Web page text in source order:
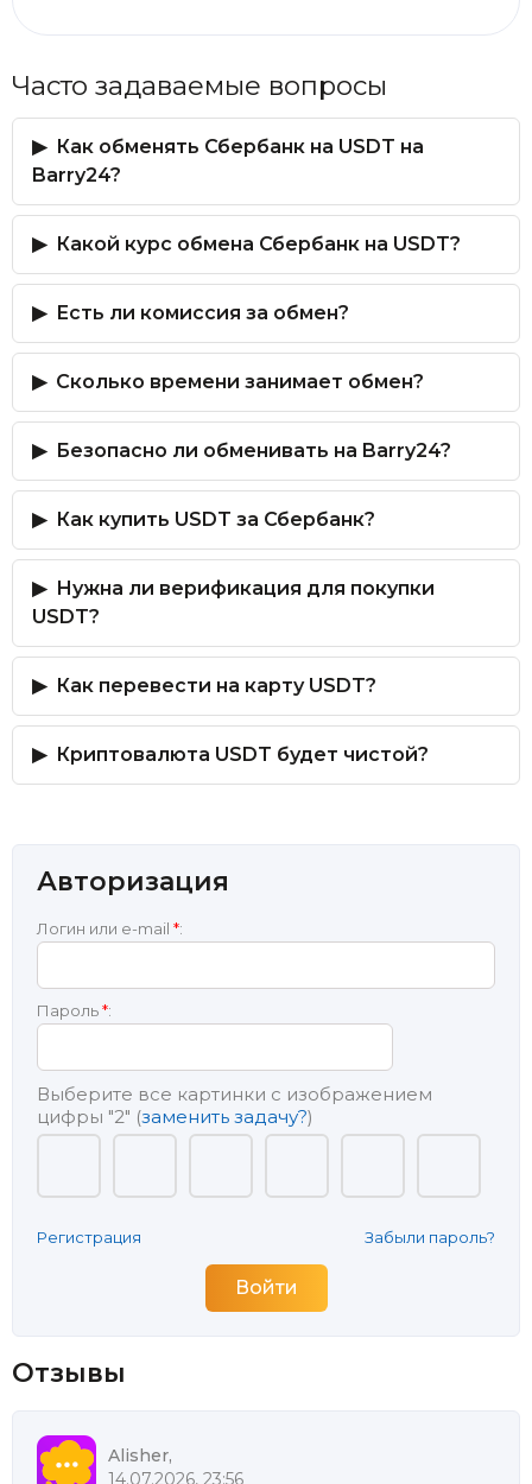
Часто задаваемые вопросы
Как обменять Сбербанк на USDT на
Barry24?
Какой курс обмена Сбербанк на USDT?
Есть ли комиссия за обмен?
Сколько времени занимает обмен?
Безопасно ли обменивать на Barry24?
Как купить USDT за Сбербанк?
Нужна ли верификация для покупки
USDT?
Как перевести на карту USDT?
Криптовалюта USDT будет чистой?
Авторизация
Логин или e-mail *:
Пароль*:
Выберите все картинки с изображением
цифры "2" (заменить задачу?)
Регистрация Забыли пароль?
Отзывы
Alisher,
14.07.2026, 23:56